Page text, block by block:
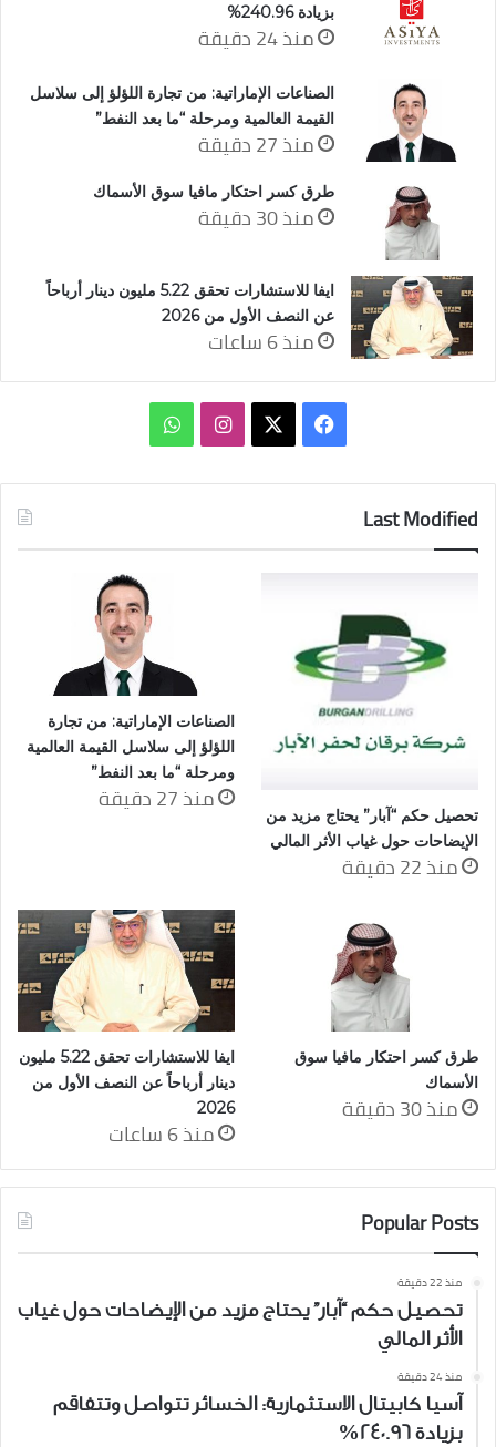
بزيادة 240.96%
منذ 24 دقيقة
الصناعات الإماراتية: من تجارة اللؤلؤ إلى سلاسل
القيمة العالمية ومرحلة “ما بعد النفط”
منذ 27 دقيقة
طرق كسر احتكار مافيا سوق الأسماك
منذ 30 دقيقة
ايفا للاستشارات تحقق 5.22 مليون دينار أرباحاً
عن النصف الأول من 2026
منذ 6 ساعات
فيسبوك انستقرامواتساب
Last Modified
تحصيل حكم “آبار” يحتاج مزيد من
الإيضاحات حول غياب الأثر المالي
منذ 22 دقيقة
الصناعات الإماراتية: من تجارة
اللؤلؤ إلى سلاسل القيمة العالمية
ومرحلة “ما بعد النفط”
منذ 27 دقيقة
طرق كسر احتكار مافيا سوق
الأسماك
منذ 30 دقيقة
ايفا للاستشارات تحقق 5.22 مليون
دينار أرباحاً عن النصف الأول من
2026
منذ 6 ساعات
Popular Posts
منذ 22 دقيقة
تحصيل حكم “آبار” يحتاج مزيد من الإيضاحات حول غياب
الأثر المالي
منذ 24 دقيقة
آسيا كابيتال الاستثمارية: الخسائر تتواصل وتتفاقم
بزيادة 240.96%